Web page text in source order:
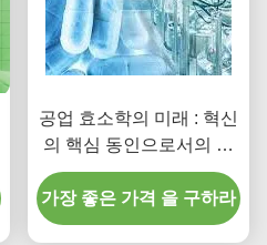
공업 효소학의 미래 : 혁신
의 핵심 동인으로서의 칸
디다 안타크티카 리파제
비
가장 좋은 가격 을 구하라